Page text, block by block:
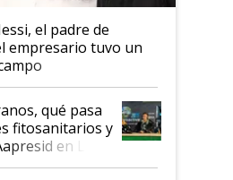
el padre de
empresario tuvo un
qué pasa
fitosanitarios y
en La